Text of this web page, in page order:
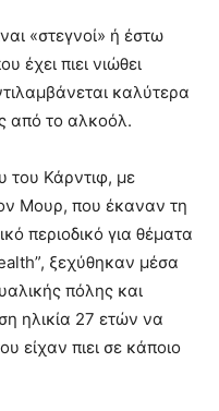
«στεγνοί» ή έστω
έχει πιει νιώθει
καλύτερα
από το αλκοόλ.
του Κάρντιφ, με
Μουρ, που έκαναν τη
περιοδικό για θέματα
ξεχύθηκαν μέσα
πόλης και
ηλικία 27 ετών να
είχαν πιει σε κάποιο